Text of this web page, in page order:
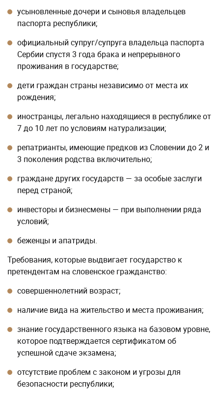
усыновленные дочери и сыновья владельцев
паспорта республики;
официальный супруг/супруга владельца паспорта
Сербии спустя 3 года брака и непрерывного
проживания в государстве;
дети граждан страны независимо от места их
рождения;
иностранцы, легально находящиеся в республике от
7 до 10 лет по условиям натурализации;
репатрианты, имеющие предков из Словении до 2 и
3 поколения родства включительно;
граждане других государств — за особые заслуги
перед страной;
инвесторы и бизнесмены — при выполнении ряда
условий;
беженцы и апатриды.
Требования, которые выдвигает государство к
претендентам на словенское гражданство:
совершеннолетний возраст;
наличие вида на жительство и места проживания;
знание государственного языка на базовом уровне,
которое подтверждается сертификатом об
успешной сдаче экзамена;
отсутствие проблем с законом и угрозы для
безопасности республики;